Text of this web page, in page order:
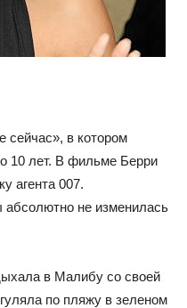
сейчас», в котором
10 лет. В фильме Берри
агента 007.
абсолютно не изменилась
в Малибу со своей
по пляжу в зеленом